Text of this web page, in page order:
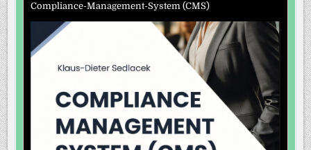
Compliance-Management-System (CMS)